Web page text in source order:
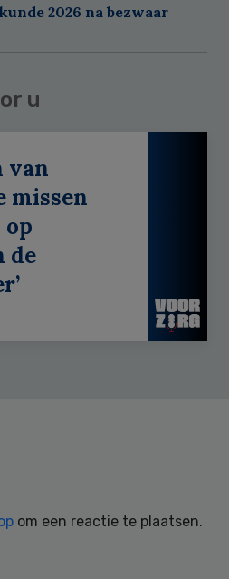
2026 na bezwaar
u
van
missen
op
de
om een reactie te plaatsen.